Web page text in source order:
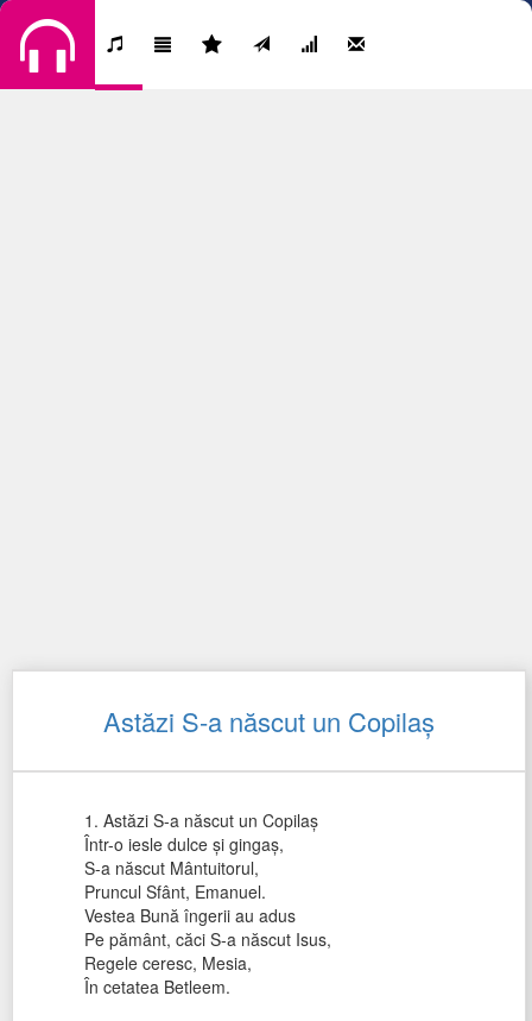
Astăzi S-a născut un Copilaş
1. Astăzi S-a născut un Copilaş
Într-o iesle dulce şi gingaş,
S-a născut Mântuitorul,
Pruncul Sfânt, Emanuel.
Vestea Bună îngerii au adus
Pe pământ, căci S-a născut Isus,
Regele ceresc, Mesia,
În cetatea Betleem.